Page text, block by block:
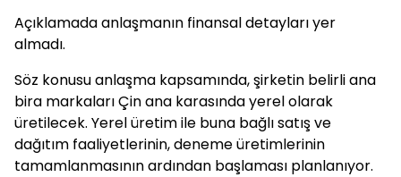
Açıklamada anlaşmanın finansal detayları yer
almadı.
Söz konusu anlaşma kapsamında, şirketin belirli ana
bira markaları Çin ana karasında yerel olarak
üretilecek. Yerel üretim ile buna bağlı satış ve
dağıtım faaliyetlerinin, deneme üretimlerinin
tamamlanmasının ardından başlaması planlanıyor.